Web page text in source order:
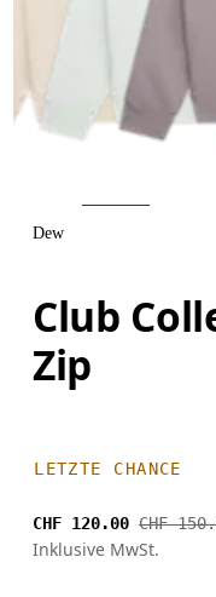
Dew
Club
Zip
LETZTE CHANCE
CHF 120.00 CHF
Inklusive MwSt.